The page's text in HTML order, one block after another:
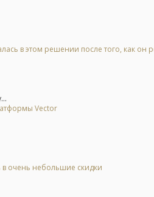
в этом решении после того, как он
Vector
в очень небольшие скидки